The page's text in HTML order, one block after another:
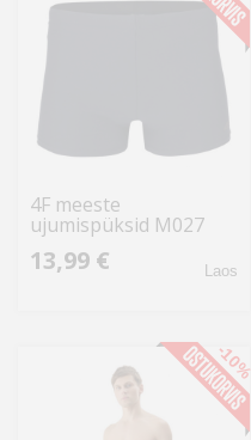
4F meeste
ujumispüksid M027
4FWSS24USWTM027
31S M, tumesinine
13,99 € Laos
-10%